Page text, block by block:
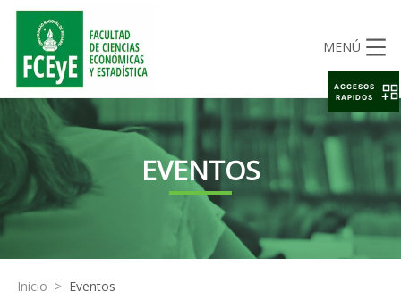
MENÚ
EVENTOS
Inicio > Eventos
ACCESOS
RAPIDOS